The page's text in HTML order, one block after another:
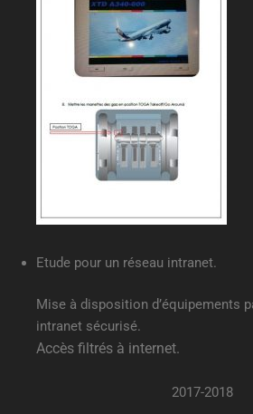
Etude pour un réseau intranet.
Mise à disposition d’équipements
intranet sécurisé.
Accès filtrés à internet.
2017-2018